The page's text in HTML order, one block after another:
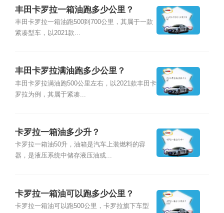
丰田卡罗拉一箱油跑多少公里？
丰田卡罗拉一箱油跑500到700公里，其属于一款
紧凑型车，以2021款...
丰田卡罗拉满油跑多少公里？
丰田卡罗拉满油跑500公里左右，以2021款丰田卡
罗拉为例，其属于紧凑...
卡罗拉一箱油多少升？
卡罗拉一箱油50升，油箱是汽车上装燃料的容
器，是液压系统中储存液压油或...
卡罗拉一箱油可以跑多少公里？
卡罗拉一箱油可以跑500公里，卡罗拉旗下车型